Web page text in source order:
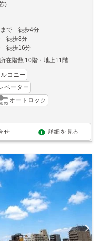
)
まで 徒歩4分
徒歩8分
徒歩16分
所在階数:10階・地上11階
コニー
ベーター
オートロック
せ 詳細を見る